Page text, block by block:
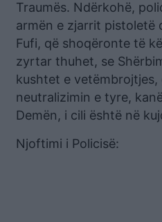
Traumës. Ndërkohë,
armën e zjarrit pistoletë
Fufi, që shoqëronte të
zyrtar thuhet, se
kushtet e
neutralizimin e tyre,
Demën, i cili është në
Njoftimi i Policisë: